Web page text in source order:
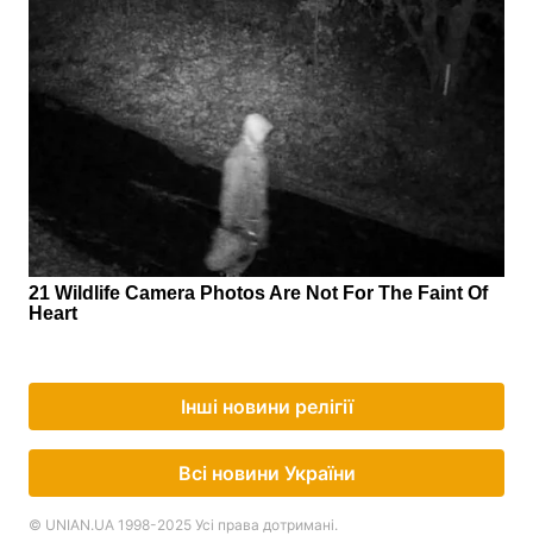
Інші новини релігії
Всі новини України
© UNIAN.UA 1998-2025 Усі права дотримані.